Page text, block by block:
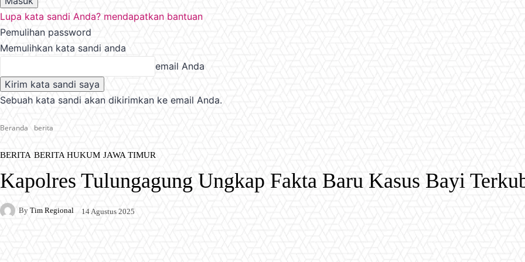
Lupa kata sandi Anda? mendapatkan bantuan
Pemulihan password
Memulihkan kata sandi anda
email Anda
Sebuah kata sandi akan dikirimkan ke email Anda.
Beranda berita
BERITA BERITA HUKUM JAWA TIMUR
Kapolres Tulungagung Ungkap Fakta Baru Kasus Bayi
By Tim Regional 14 Agustus 2025